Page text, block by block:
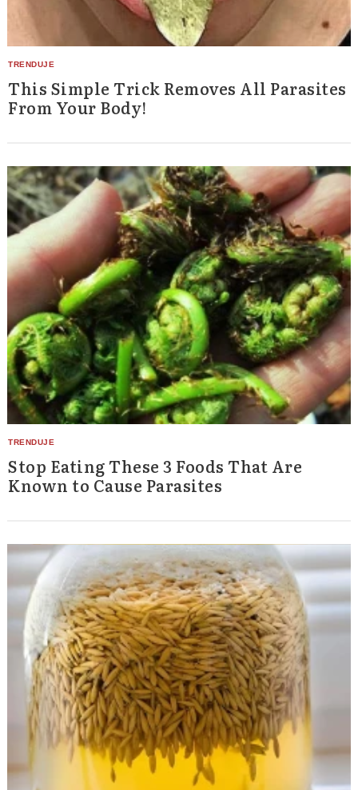
This Simple Trick Removes All Parasites
From Your Body!
Stop Eating These 3 Foods That Are
Known to Cause Parasites